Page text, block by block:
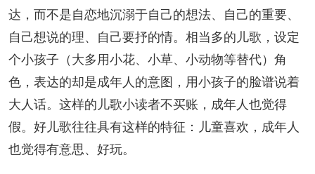
达，而不是自恋地沉溺于自己的想法、自己的重要、
自己想说的理、自己要抒的情。相当多的儿歌，设定
个小孩子（大多用小花、小草、小动物等替代）角
色，表达的却是成年人的意图，用小孩子的脸谱说着
大人话。这样的儿歌小读者不买账，成年人也觉得
假。好儿歌往往具有这样的特征：儿童喜欢，成年人
也觉得有意思、好玩。